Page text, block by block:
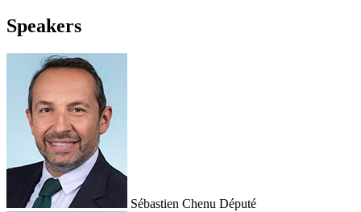
Speakers
Sébastien Chenu Député